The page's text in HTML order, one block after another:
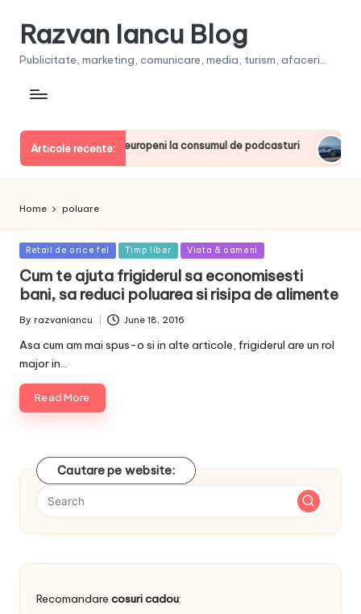
Razvan Iancu Blog
Publicitate, marketing, comunicare, media, turism, afaceri...
Articole recente:
printre liderii europeni la consumul de podcasturi
June
Home poluare
Posted
Retail de orice fel Timp liber Viata & oameni
Cum te ajuta frigiderul sa economisesti
bani, sa reduci poluarea si risipa de alimente
Posted
By razvaniancu June 18, 2016
Asa cum am mai spus-o si in alte articole, frigiderul are un rol
major in…
Read More
Cautare pe website:
Recomandare cosuri cadou: